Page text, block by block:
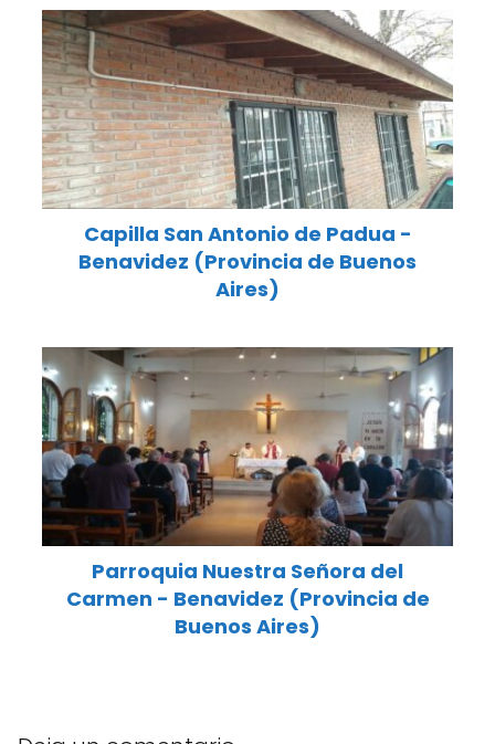
Capilla San Antonio de Padua -
Benavidez (Provincia de Buenos
Aires)
Parroquia Nuestra Señora del
Carmen - Benavidez (Provincia de
Buenos Aires)